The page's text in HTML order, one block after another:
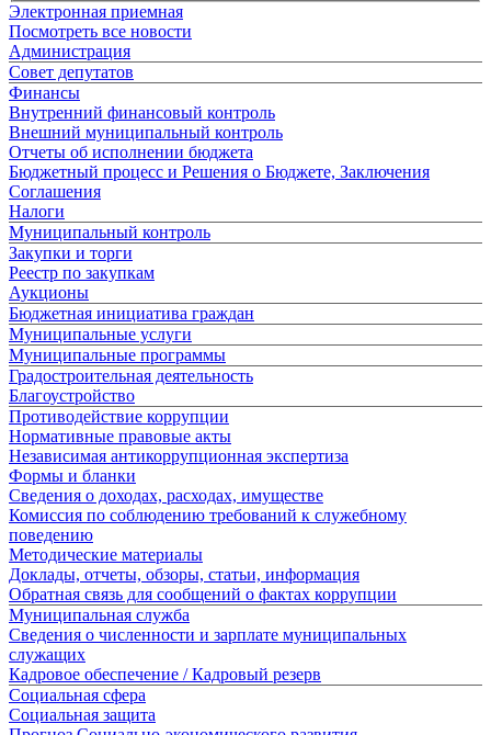
Электронная приемная
Посмотреть все новости
Администрация
Совет депутатов
Финансы
Внутренний финансовый контроль
Внешний муниципальный контроль
Отчеты об исполнении бюджета
Бюджетный процесс и Решения о Бюджете, Заключения
Соглашения
Налоги
Муниципальный контроль
Закупки и торги
Реестр по закупкам
Аукционы
Бюджетная инициатива граждан
Муниципальные услуги
Муниципальные программы
Градостроительная деятельность
Благоустройство
Противодействие коррупции
Нормативные правовые акты
Независимая антикоррупционная экспертиза
Формы и бланки
Сведения о доходах, расходах, имуществе
Комиссия по соблюдению требований к служебному
поведению
Методические материалы
Доклады, отчеты, обзоры, статьи, информация
Обратная связь для сообщений о фактах коррупции
Муниципальная служба
Сведения о численности и зарплате муниципальных
служащих
Кадровое обеспечение / Кадровый резерв
Социальная сфера
Социальная защита